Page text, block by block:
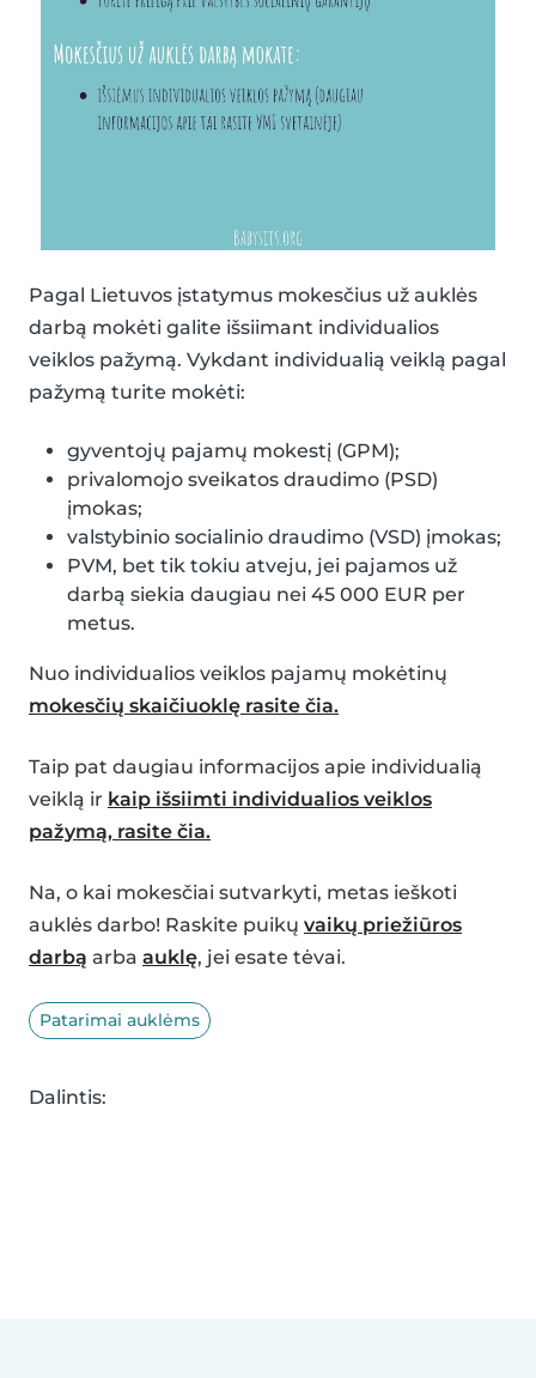
Pagal Lietuvos įstatymus mokesčius už auklės
darbą mokėti galite išsiimant individualios
veiklos pažymą. Vykdant individualią veiklą pagal
pažymą turite mokėti:
gyventojų pajamų mokestį (GPM);
privalomojo sveikatos draudimo (PSD)
įmokas;
valstybinio socialinio draudimo (VSD) įmokas;
PVM, bet tik tokiu atveju, jei pajamos už
darbą siekia daugiau nei 45 000 EUR per
metus.
Nuo individualios veiklos pajamų mokėtinų
mokesčių skaičiuoklę rasite čia.
Taip pat daugiau informacijos apie individualią
veiklą ir kaip išsiimti individualios veiklos
pažymą, rasite čia.
Na, o kai mokesčiai sutvarkyti, metas ieškoti
auklės darbo! Raskite puikų vaikų priežiūros
darbą arba auklę, jei esate tėvai.
Patarimai auklėms
Dalintis: